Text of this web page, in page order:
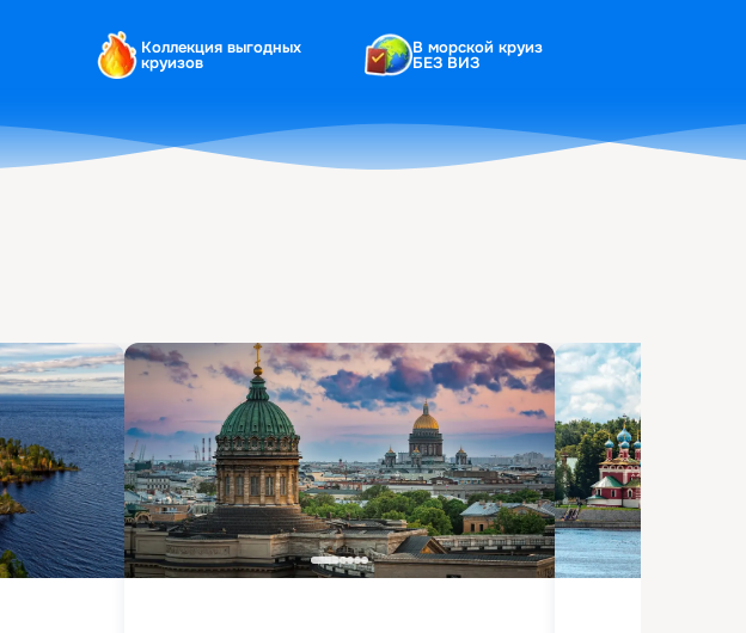
Коллекция выгодных
круизов
В морской круиз
БЕЗ ВИЗ